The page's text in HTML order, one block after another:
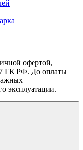
офертой,
ГК РФ. До оплаты
эксплуатации.